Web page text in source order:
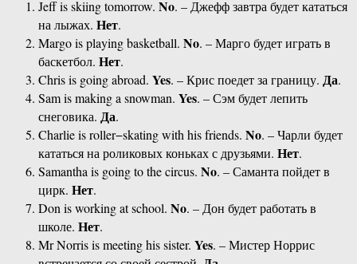
Jeff is skiing tomorrow. No. – Джефф завтра будет кататься
на лыжах. Нет.
Margo is playing basketball. No. – Марго будет играть в
баскетбол. Нет.
Chris is going abroad. Yes. – Крис поедет за границу. Да.
Sam is making a snowman. Yes. – Сэм будет лепить
снеговика. Да.
Charlie is roller−skating with his friends. No. – Чарли будет
кататься на роликовых коньках с друзьями. Нет.
Samantha is going to the circus. No. – Саманта пойдет в
цирк. Нет.
Don is working at school. No. – Дон будет работать в
школе. Нет.
Mr Norris is meeting his sister. Yes. – Мистер Норрис